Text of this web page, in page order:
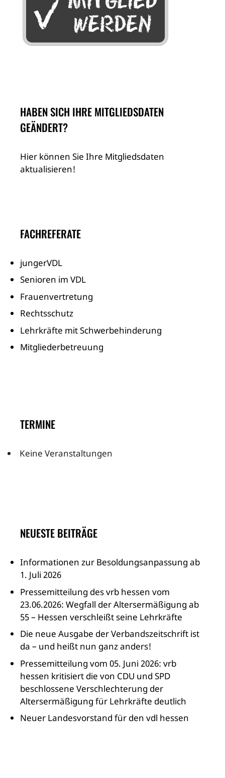
HABEN SICH IHRE MITGLIEDSDATEN
GEÄNDERT?
Hier können Sie Ihre Mitgliedsdaten
aktualisieren!
FACHREFERATE
jungerVDL
Senioren im VDL
Frauenvertretung
Rechtsschutz
Lehrkräfte mit Schwerbehinderung
Mitgliederbetreuung
TERMINE
Keine Veranstaltungen
NEUESTE BEITRÄGE
Informationen zur Besoldungsanpassung ab
1. Juli 2026
Pressemitteilung des vrb hessen vom
23.06.2026: Wegfall der Altersermäßigung ab
55 – Hessen verschleißt seine Lehrkräfte
Die neue Ausgabe der Verbandszeitschrift ist
da – und heißt nun ganz anders!
Pressemitteilung vom 05. Juni 2026: vrb
hessen kritisiert die von CDU und SPD
beschlossene Verschlechterung der
Altersermäßigung für Lehrkräfte deutlich
Neuer Landesvorstand für den vdl hessen